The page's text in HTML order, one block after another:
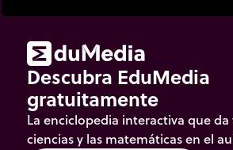
productos.
Descubra EduMedia
gratuitamente
La enciclopedia interactiva que da
ciencias y las matemáticas en el